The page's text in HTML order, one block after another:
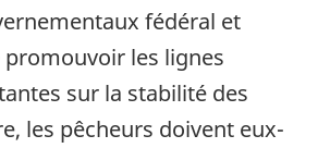
fédéral et
les lignes
sur la stabilité des
les pêcheurs doivent eux-